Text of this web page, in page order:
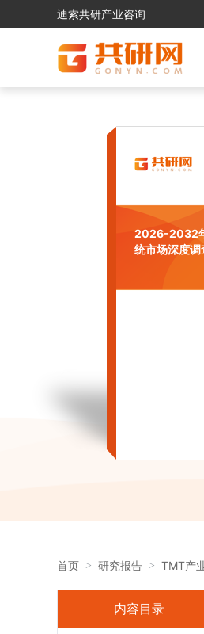
迪索共研产业咨询
2026-2032
统市场深度
首页 研究报告 TMT产
内容目录